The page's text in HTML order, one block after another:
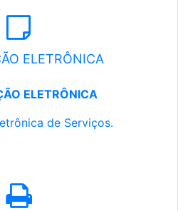
ELETRÔNICA
ELETRÔNICA
de Serviços.